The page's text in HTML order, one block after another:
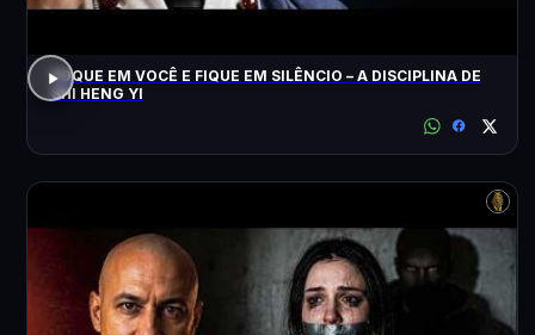
FOQUE EM VOCÊ E FIQUE EM SILÊNCIO – A DISCIPLINA DE
SHI HENG YI